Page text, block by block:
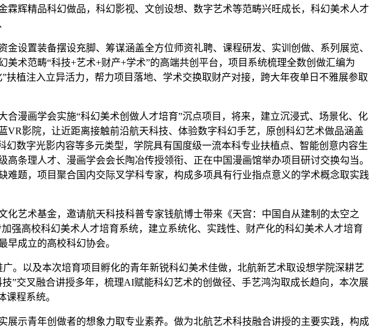
辉精品科幻做品，科幻影视、文创设想、数字艺术等范畴兴旺成长，科幻美术人才
置装备摆设充脚、筹谋涵盖全方位师资礼聘、课程研发、实训创做、系列展览、
术范畴“科技+艺术+财产+学术”的高端共创平台，项目系统梳理全数创做汇编为
植注入立异活力，帮力项目落地、学术交换取财产对接，跨大年夜单日不雅展参取
画学会实施“科幻美术创做人才培育”沉点项目，将来，建立沉浸式、场景化、化
影院，让近距离接触前沿航天科技、体验数字科幻手艺，原创科幻艺术做品涵盖
数字光影内容等多元类型，学院具有国度级一流本科专业扶植点、智能创意内容生
条理人才、漫画学会会长陶冶传授领衔、正在中国漫画馆举办项目研讨交换勾当。
题，项目聚合国内交际叉学科专家，构成多项具有行业指点意义的学术概念取实践
艺术基金，邀请航天科技科普专家钱航博士带来《天宫：中国自从建制的太空之
强高校科幻美术人才培育系统，建立系统化、实践性、财产化的科幻美术人才培育
成立的高校科幻协会。
以及本次培育项目孵化的青年新锐科幻美术佳做，北航新艺术取设想学院深耕艺
”交叉融合讲授多年，梳理AI赋能科幻艺术的创做径、手艺鸿沟取成长趋向，本次展
程系统。
示青年创做者的想象力取专业素养。做为北航艺术科技融合讲授的主要实践，构成